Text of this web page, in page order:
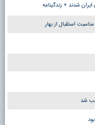
شدند + زندگینامه
استقبال از بهار
شد